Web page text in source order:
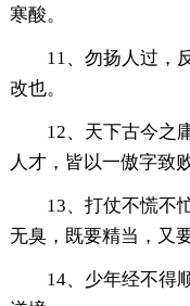
寒酸。
11、勿扬人过，
改也。
12、天下古今之
人才，皆以一傲字致败
13、打仗不慌不
无臭，既要精当，又
14、少年经不得